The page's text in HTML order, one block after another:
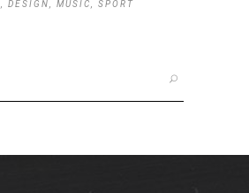
DESIGN MUSIC SPORT